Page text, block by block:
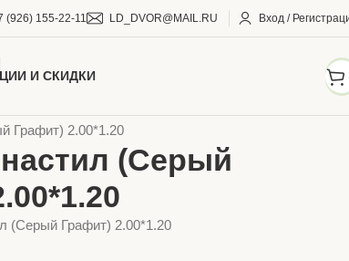
(926) 155-22-11 LD_DVOR@MAIL.RU Вход /
И СКИДКИ
Графит) 2.00*1.20
(Серый
(Серый Графит) 2.00*1.20